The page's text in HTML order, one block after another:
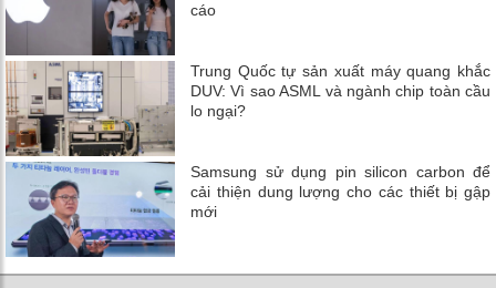
cáo
Trung Quốc tự sản xuất máy quang khắc
DUV: Vì sao ASML và ngành chip toàn cầu
lo ngại?
Samsung sử dụng pin silicon carbon để
cải thiện dung lượng cho các thiết bị gập
mới